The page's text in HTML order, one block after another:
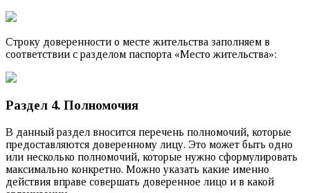
Строку доверенности о месте жительства заполняем в
соответствии с разделом паспорта «Место жительства»:
Раздел 4. Полномочия
В данный раздел вносится перечень полномочий, которые
предоставляются доверенному лицу. Это может быть одно
или несколько полномочий, которые нужно сформулировать
максимально конкретно. Можно указать какие именно
действия вправе совершать доверенное лицо и в какой